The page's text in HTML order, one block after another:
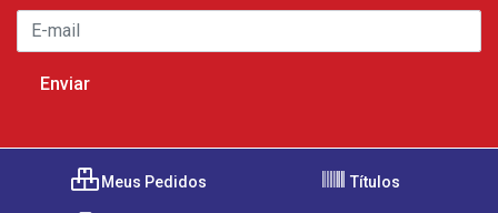
Meus Pedidos Títulos